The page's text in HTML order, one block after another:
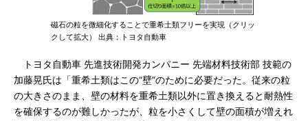
磁石の粒を微細化することで重希土類フリーを実現（クリッ
クして拡大） 出典：トヨタ自動車
トヨタ自動車 先進技術開発カンパニー 先端材料技術部 技範の
加藤晃氏は「重希土類はこの“壁”のために必要だった。従来の粒
の大きさのまま、壁の材料を重希土類以外に置き換えると耐熱性
を確保するのが難しかったが、粒を小さくして壁の面積が増えれ